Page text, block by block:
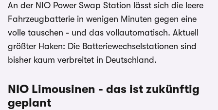
An der NIO Power Swap Station lässt sich die leere
Fahrzeugbatterie in wenigen Minuten gegen eine
volle tauschen - und das vollautomatisch. Aktuell
größter Haken: Die Batteriewechselstationen sind
bisher kaum verbreitet in Deutschland.
NIO Limousinen - das ist zukünftig
geplant